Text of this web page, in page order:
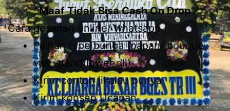
“Maaf Tidak Bisa Cash On Drop”
Cara pesanan online/ whatsapp ;
Pilihan type bunga (papan/ bouque,
vas, standflower dll)
Kirim contoh jikalau punya
Kirim konsep Ucapan